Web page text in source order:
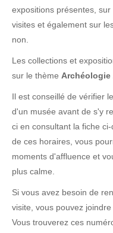
expositions présentes,
visites et également sur
non.
Les collections et
sur le thème Archéologie
Il est conseillé de vérifier
d'un musée avant de s'y
ci en consultant la fiche
de ces horaires, vous
moments d'affluence et
plus calme.
Si vous avez besoin de
visite, vous pouvez
Vous trouverez ces